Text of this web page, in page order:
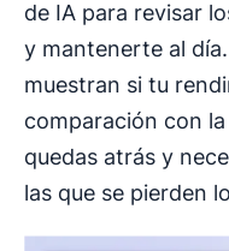
de IA para revisar
y mantenerte al
muestran si tu
comparación con
quedas atrás y
las que se pierden